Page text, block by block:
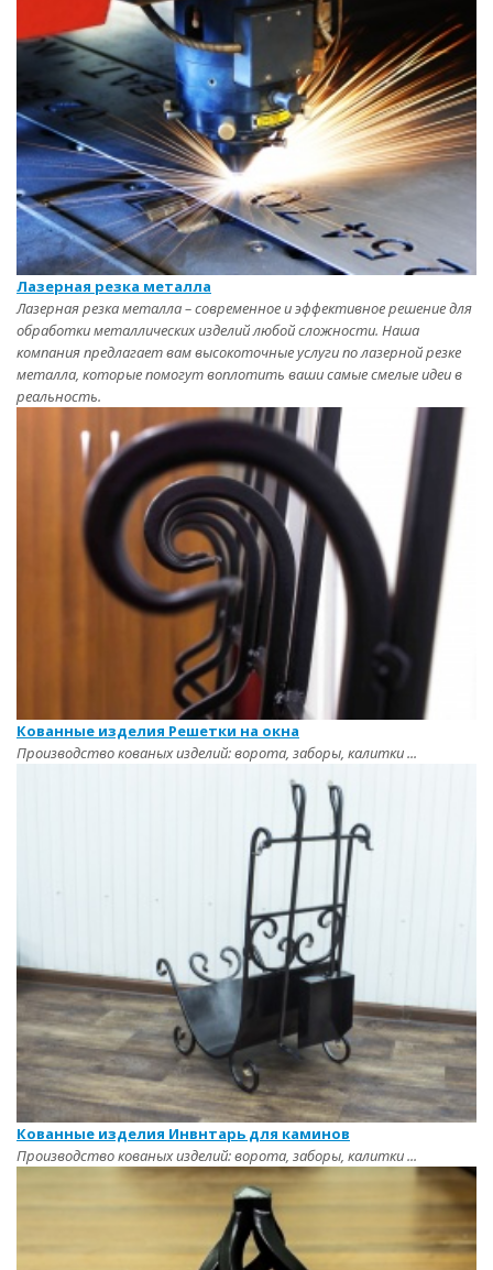
Лазерная резка металла
Лазерная резка металла – современное и эффективное решение для
обработки металлических изделий любой сложности. Наша
компания предлагает вам высокоточные услуги по лазерной резке
металла, которые помогут воплотить ваши самые смелые идеи в
реальность.
Кованные изделия Решетки на окна
Производство кованых изделий: ворота, заборы, калитки ...
Кованные изделия Инвнтарь для каминов
Производство кованых изделий: ворота, заборы, калитки ...